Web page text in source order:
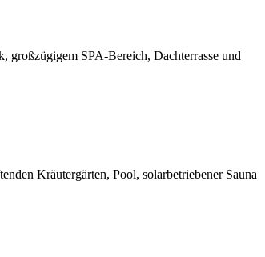
SPA-Bereich, Dachterrasse und
Kräutergärten, Pool, solarbetriebener Sauna